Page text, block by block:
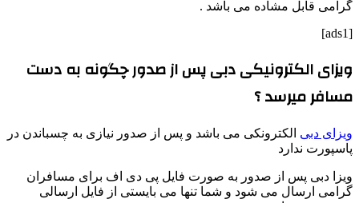
گرامی قابل مشاده می باشد .
[ads1]
ویزای الکترونیکی دبی پس از صدور چگونه به دست
مسافر میرسد ؟
ویزای دبی الکترونکی می باشد و پس از صدور نیازی به چسباندن در
پاسپورت ندارد
ویزا دبی پس از صدور به صورت فایل پی دی اف برای مسافران
گرامی ارسال می شود و شما تنها می بایستی از فایل ارسالی